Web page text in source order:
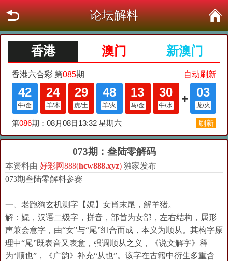
论坛解料
073期：叁陆零解码
本资料由 好彩网888(hcw888.xyz) 独家发布
073期叁陆零解料参赛
一、老跑狗玄机测字【娓】女肖末尾，解羊猪。
解：娓，汉语二级字，拼音，部首为女部，左右结构，属形
声兼会意字，由“女”与“尾”组合而成，本义为顺从。其构字原
理中“尾”既表音又表意，强调顺从之义，《说文解字》释
为“顺也”，《广韵》补充“从也”。该字在古籍中衍生多重含